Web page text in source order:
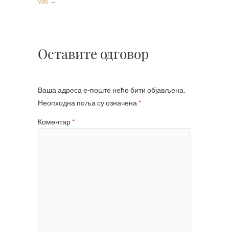
Оставите одговор
Ваша адреса е-поште неће бити објављена.
Неопходна поља су означена *
Коментар *